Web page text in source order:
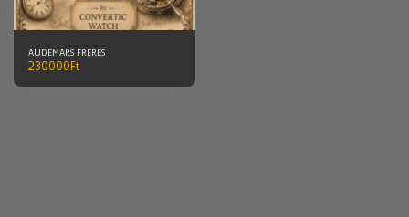
AUDEMARS FRERES
230000Ft